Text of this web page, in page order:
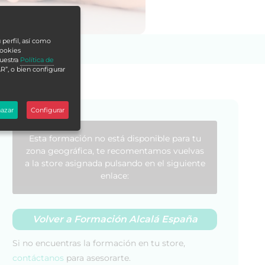
Esta formación no está disponible para tu
zona geográfica, te recomentamos vuelvas
a la store asignada pulsando en el siguiente
enlace:
Volver a Formación Alcalá España
Si no encuentras la formación en tu store,
contáctanos para asesorarte.
perfil, así como
Política de
o bien configurar
Configurar